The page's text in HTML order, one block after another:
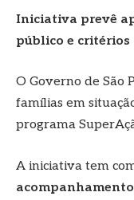
Iniciativa prevê
público e
O Governo de São
famílias em
programa
A iniciativa tem